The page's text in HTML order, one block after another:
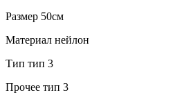
Размер 50см
Материал нейлон
Тип тип 3
Прочее тип 3